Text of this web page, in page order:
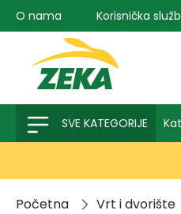
pretragu Preskoči na
O nama Korisnička
SVE KATEGORIJE
Početna Vrt i dvorište